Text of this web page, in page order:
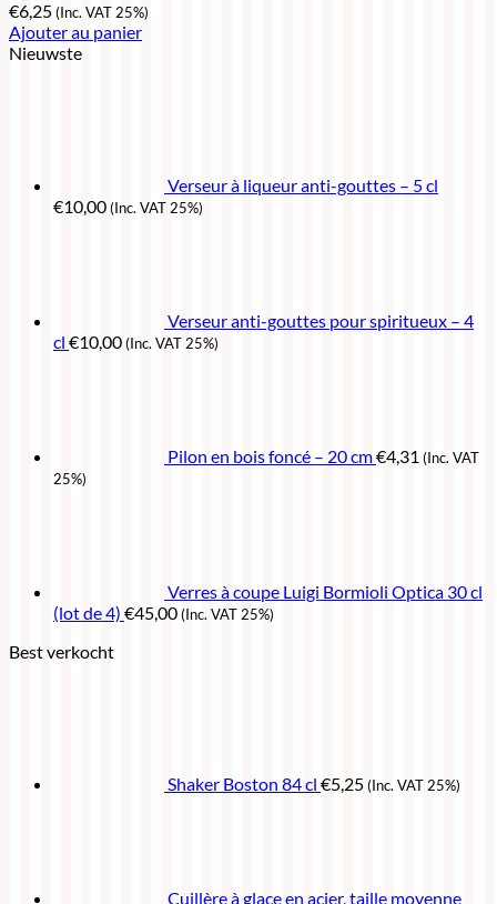
€6,25(Inc. VAT 25%)
Ajouter au panier
Nieuwste
Verseur à liqueur anti-gouttes – 5 cl
€10,00(Inc. VAT 25%)
Verseur anti-gouttes pour spiritueux – 4
cl €10,00(Inc. VAT 25%)
Pilon en bois foncé – 20 cm€4,31 (Inc. VAT
25%)
Verres à coupe Luigi Bormioli Optica 30 cl
(lot de 4) €45,00(Inc. VAT 25%)
Best verkocht
Shaker Boston 84 cl €5,25(Inc. VAT 25%)
Cuillère à glace en acier, taille moyenne